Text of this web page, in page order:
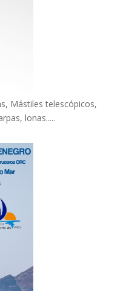
Mástiles telescópicos,
lonas.....